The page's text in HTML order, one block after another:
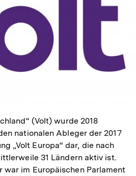
Lightbox
öffnen
(Volt) wurde 2018
nationalen Ableger der 2017
„Volt Europa“ dar, die nach
31 Ländern aktiv ist.
war im Europäischen Parlament